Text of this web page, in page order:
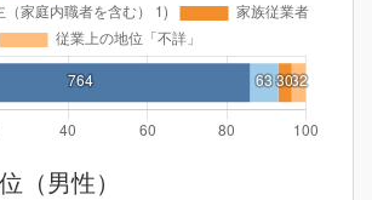
（男性）